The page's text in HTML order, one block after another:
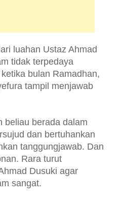
luahan Ustaz Ahmad
tidak terpedaya
bulan Ramadhan,
tampil menjawab
beliau berada dalam
dan bertuhankan
tanggungjawab. Dan
Rara turut
Dusuki agar
sangat.